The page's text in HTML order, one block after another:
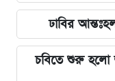
ঢাবির
চবিতে শুরু হলো